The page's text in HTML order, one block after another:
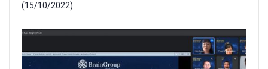
caption:
(15/10/2022)